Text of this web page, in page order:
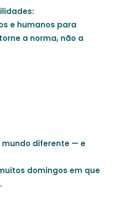
:
e humanos para
a norma, não a
mundo diferente — e
domingos em que